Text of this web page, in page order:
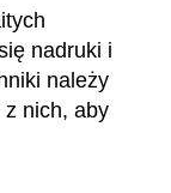
nadruki i
należy
nich, aby